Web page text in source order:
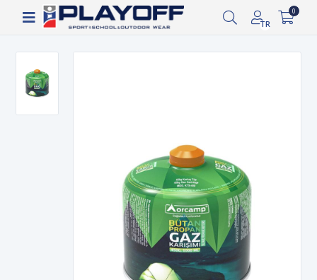
Siparişin 2-8 iş günü arasında kargoya verilecektir.
TR
0